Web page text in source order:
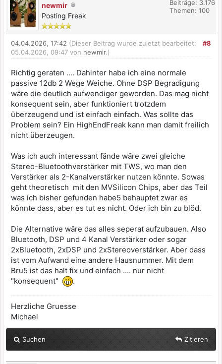
newmir
Posting Freak
Beiträge: 3.176
Themen: 100
#8
04.04.2026, 17:42 (Dieser Beitrag wurde zuletzt bearbeitet:
05.04.2026, 09:47 von newmir.)
Richtig geraten .... Dahinter habe ich eine normale
passive 12db 2 Wege Weiche. Ohne DSP Begradigung
wäre die deutlich aufwendiger geworden. Das mag nicht
konsequent sein, aber funktioniert trotzdem
überzeugend und ist einfach einfach. Was sollte das
Problem sein? Ein HighEndFreak kann man damit freilich
nicht überzeugen.
Was ich auch interessant fände wäre zwei gleiche
Stereo-Bluetoothverstärker mit TWS, wo man den
Verstärker als 2-Kanalverstärker nutzen könnte. Sowas
geht theoretisch mit den MVSilicon Chips, aber das Teil
was ich bisher gefunden habe5 behauptet zwar es
könnte dass, aber es tut es nicht. Oder ich bin zu blöd.
Die Alternative wäre das alles seperat aufzubauen. Also
Bluetooth, DSP und 4 Kanal Verstärker oder sogar
2xBluetooth, 2xDSP und 2xStereoverstärker. Aber dass
ist vom Aufwand eine andere Hausnummer. Mit dem
Bru5 ist das halt fix und einfach .... nur nicht
"konsequent"
.
Herzliche Gruesse
Michael
Suchen Zitieren